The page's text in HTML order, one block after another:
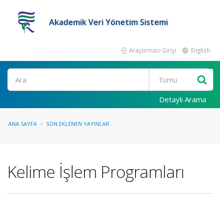
Akademik Veri Yönetim Sistemi
Araştırmacı Girişi English
Ara
Detaylı Arama
ANA SAYFA SON EKLENEN YAYINLAR
Kelime İşlem Programları